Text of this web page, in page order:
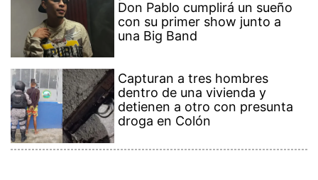
Don Pablo cumplirá un sueño
con su primer show junto a
una Big Band
Capturan a tres hombres
dentro de una vivienda y
detienen a otro con presunta
droga en Colón